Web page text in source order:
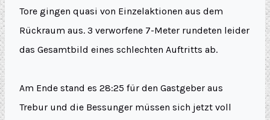
Tore gingen quasi von Einzelaktionen aus dem
Rückraum aus. 3 verworfene 7-Meter rundeten leider
das Gesamtbild eines schlechten Auftritts ab.
Am Ende stand es 28:25 für den Gastgeber aus
Trebur und die Bessunger müssen sich jetzt voll